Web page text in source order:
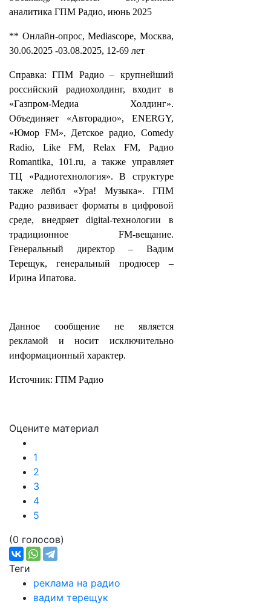
аналитика ГПМ Радио, июнь 2025
** Онлайн-опрос, Mediascope, Москва,
30.06.2025 -03.08.2025, 12-69 лет
Справка: ГПМ Радио – крупнейший
российский радиохолдинг, входит в
«Газпром-Медиа Холдинг».
Объединяет «Авторадио», ENERGY,
«Юмор FM», Детское радио, Comedy
Radio, Like FM, Relax FM, Радио
Romantika, 101.ru, а также управляет
ТЦ «Радиотехнология». В структуре
также лейбл «Ура! Музыка». ГПМ
Радио развивает форматы в цифровой
среде, внедряет digital-технологии в
традиционное FM-вещание.
Генеральный директор – Вадим
Терещук, генеральный продюсер –
Ирина Ипатова.
Данное сообщение не является
рекламой и носит исключительно
информационный характер.
Источник: ГПМ Радио
Оцените материал
1
2
3
4
5
(0 голосов)
Теги
реклама на радио
вадим терещук